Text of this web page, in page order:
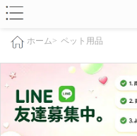
ホーム> ペット用品